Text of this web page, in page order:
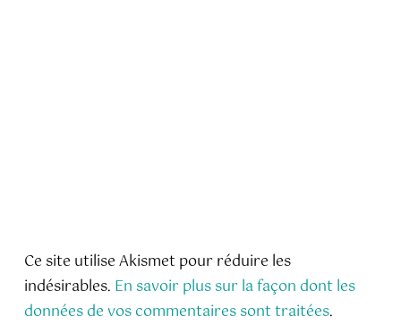
Ce site utilise Akismet pour réduire les
indésirables. En savoir plus sur la façon dont les
données de vos commentaires sont traitées.